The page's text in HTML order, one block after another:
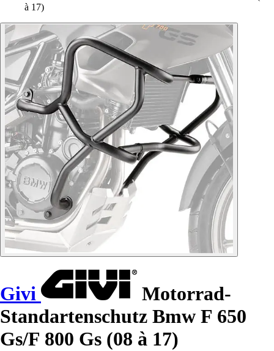
à 17)
Givi
Motorrad-
Standartenschutz Bmw F 650
Gs/F 800 Gs (08 à 17)